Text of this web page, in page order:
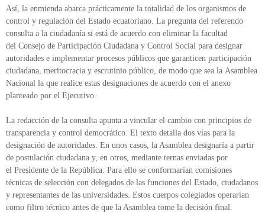
Así, la enmienda abarca prácticamente la totalidad de los organismos de
control y regulación del Estado ecuatoriano. La pregunta del referendo
consulta a la ciudadanía si está de acuerdo con eliminar la facultad
del Consejo de Participación Ciudadana y Control Social para designar
autoridades e implementar procesos públicos que garanticen participación
ciudadana, meritocracia y escrutinio público, de modo que sea la Asamblea
Nacional la que realice estas designaciones de acuerdo con el anexo
planteado por el Ejecutivo.
La redacción de la consulta apunta a vincular el cambio con principios de
transparencia y control democrático. El texto detalla dos vías para la
designación de autoridades. En unos casos, la Asamblea designaría a partir
de postulación ciudadana y, en otros, mediante ternas enviadas por
el Presidente de la República. Para ello se conformarían comisiones
técnicas de selección con delegados de las funciones del Estado, ciudadanos
y representantes de las universidades. Estos cuerpos colegiados operarían
como filtro técnico antes de que la Asamblea tome la decisión final.